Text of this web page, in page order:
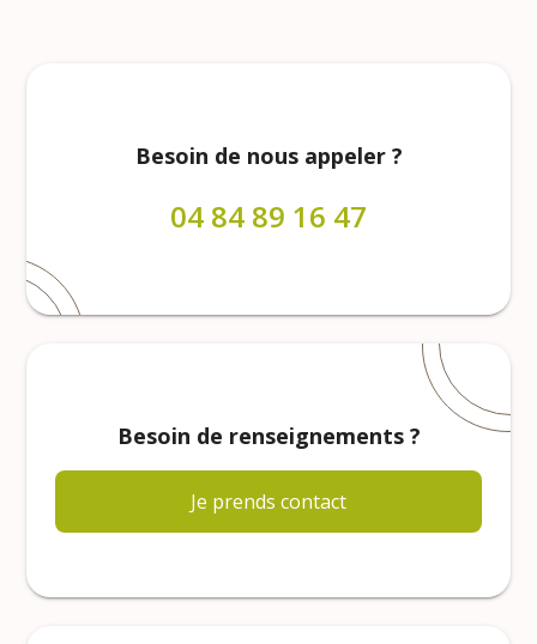
Besoin de nous appeler ?
04 84 89 16 47
Besoin de renseignements ?
Je prends contact